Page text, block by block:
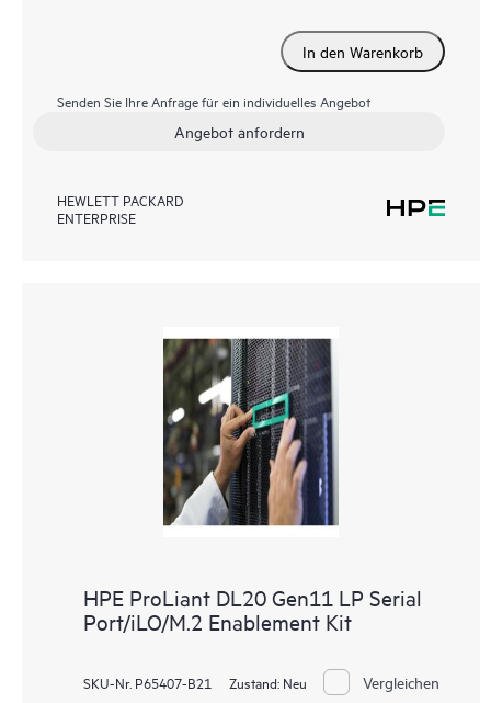
In den Warenkorb
Senden Sie Ihre Anfrage für ein individuelles Angebot
Angebot anfordern
HEWLETT PACKARD
ENTERPRISE
HPE ProLiant DL20 Gen11 LP Serial
Port/iLO/M.2 Enablement Kit
SKU-Nr. P65407-B21 Zustand:Neu Vergleichen